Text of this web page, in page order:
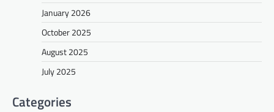
January 2026
October 2025
August 2025
July 2025
Categories